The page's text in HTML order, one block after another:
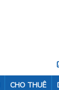
CHO THUÊ